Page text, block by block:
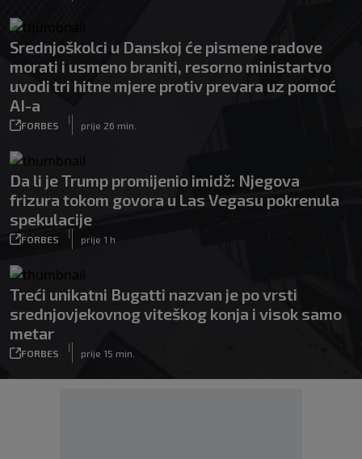
Srednjoškolci u Danskoj će pismene radove
morati i usmeno braniti, resorno ministartvo
uvodi tri hitne mjere protiv prevara uz pomoć
AI-a
FORBES
|
prije 26 min.
Da li je Trump promijenio imidž: Njegova
frizura tokom govora u Las Vegasu pokrenula
spekulacije
FORBES
|
prije 1 h
Treći unikatni Bugatti nazvan je po vrsti
srednjovjekovnog viteškog konja i visok samo
metar
FORBES
|
prije 15 min.